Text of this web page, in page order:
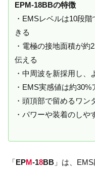
EPM-18BBの特徴
・EMSレベルは10段
きる
・電極の接地面積が約
伝える
・中周波を新採用し
・EMS実感値は約30%
・頭頂部で留めるワン
・パワーや装着のしや
「EPM-18BB 」は、